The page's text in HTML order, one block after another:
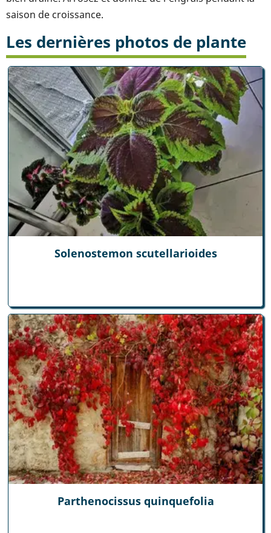
saison de croissance.
Les dernières photos de plante
Solenostemon scutellarioides
Parthenocissus quinquefolia